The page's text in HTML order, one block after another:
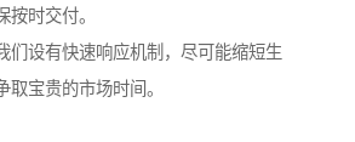
按时交付。
们设有快速响应机制，尽可能缩短生
取宝贵的市场时间。